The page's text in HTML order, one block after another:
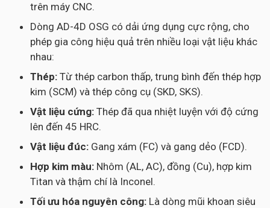
trên máy CNC.
Dòng AD-4D OSG có dải ứng dụng cực rộng, cho
phép gia công hiệu quả trên nhiều loại vật liệu khác
nhau:
Thép: Từ thép carbon thấp, trung bình đến thép hợp
kim (SCM) và thép công cụ (SKD, SKS).
Vật liệu cứng: Thép đã qua nhiệt luyện với độ cứng
lên đến 45 HRC.
Vật liệu đúc: Gang xám (FC) và gang dẻo (FCD).
Hợp kim màu: Nhôm (AL, AC), đồng (Cu), hợp kim
Titan và thậm chí là Inconel.
Tối ưu hóa nguyên công: Là dòng mũi khoan siêu